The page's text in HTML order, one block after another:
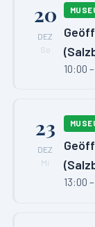
20
DEZ
So
10:00
23
DEZ
Mi
13:00